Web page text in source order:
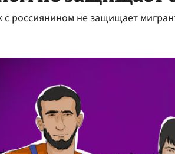
россиянином не защищает